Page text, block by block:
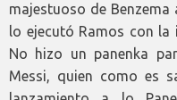
majestuoso de
lo ejecutó Ramos con la
No hizo un panenka
Messi, quien como es